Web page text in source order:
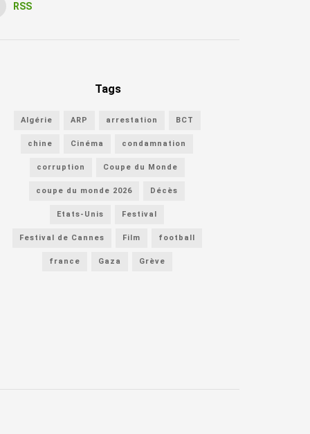
RSS
Tags
Algérie ARP arrestation BCT
chine Cinéma condamnation
corruption Coupe du Monde
coupe du monde 2026 Décès
Etats-Unis Festival
Festival de Cannes Film football
france Gaza Grève